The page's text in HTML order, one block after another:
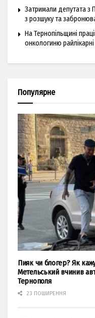
Затримали депутата з
з розшуку та
На Тернопільщині
онкологиню
Популярне
Пияк чи блогер? Як
Метельський вчинив
Тернополя
23 ПОШИРЕННЯ